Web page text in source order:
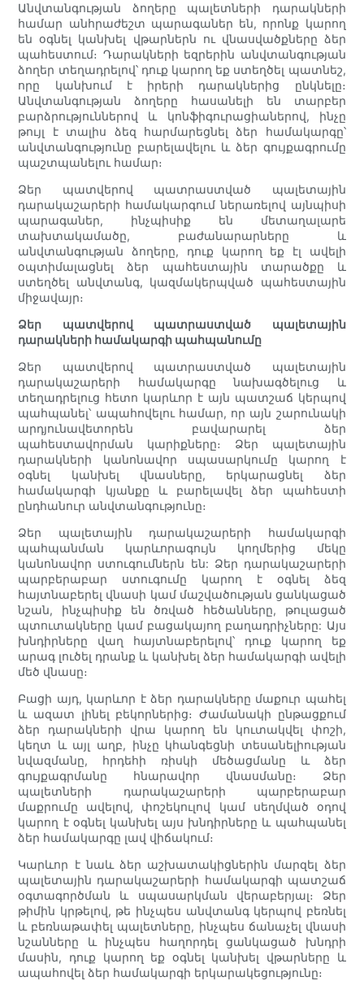
Անվտանգության ձողերը պալետների դարակների
համար անհրաժեշտ պարագաներ են, որոնք կարող
են օգնել կանխել վթարներն ու վնասվածքները ձեր
պահեստում։ Դարակների եզրերին անվտանգության
ձողեր տեղադրելով՝ դուք կարող եք ստեղծել պատնեշ,
որը կանխում է իրերի դարակներից ընկնելը։
Անվտանգության ձողերը հասանելի են տարբեր
բարձրություններով և կոնֆիգուրացիաներով, ինչը
թույլ է տալիս ձեզ հարմարեցնել ձեր համակարգը՝
անվտանգությունը բարելավելու և ձեր գույքագրումը
պաշտպանելու համար։
Ձեր պատվերով պատրաստված պալետային
դարակաշարերի համակարգում ներառելով այնպիսի
պարագաներ, ինչպիսիք են մետաղալարե
տախտակամածը, բաժանարարները և
անվտանգության ձողերը, դուք կարող եք էլ ավելի
օպտիմալացնել ձեր պահեստային տարածքը և
ստեղծել անվտանգ, կազմակերպված պահեստային
միջավայր։
Ձեր պատվերով պատրաստված պալետային
դարակների համակարգի պահպանումը
Ձեր պատվերով պատրաստված պալետային
դարակաշարերի համակարգը նախագծելուց և
տեղադրելուց հետո կարևոր է այն պատշաճ կերպով
պահպանել՝ ապահովելու համար, որ այն շարունակի
արդյունավետորեն բավարարել ձեր
պահեստավորման կարիքները։ Ձեր պալետային
դարակների կանոնավոր սպասարկումը կարող է
օգնել կանխել վնասները, երկարացնել ձեր
համակարգի կյանքը և բարելավել ձեր պահեստի
ընդհանուր անվտանգությունը։
Ձեր պալետային դարակաշարերի համակարգի
պահպանման կարևորագույն կողմերից մեկը
կանոնավոր ստուգումներն են: Ձեր դարակաշարերի
պարբերաբար ստուգումը կարող է օգնել ձեզ
հայտնաբերել վնասի կամ մաշվածության ցանկացած
նշան, ինչպիսիք են ծռված հեծանները, թուլացած
պտուտակները կամ բացակայող բաղադրիչները: Այս
խնդիրները վաղ հայտնաբերելով՝ դուք կարող եք
արագ լուծել դրանք և կանխել ձեր համակարգի ավելի
մեծ վնասը։
Բացի այդ, կարևոր է ձեր դարակները մաքուր պահել
և ազատ լինել բեկորներից։ Ժամանակի ընթացքում
ձեր դարակների վրա կարող են կուտակվել փոշի,
կեղտ և այլ աղբ, ինչը կհանգեցնի տեսանելիության
նվազմանը, հրդեհի ռիսկի մեծացմանը և ձեր
գույքագրմանը հնարավոր վնասմանը։ Ձեր
պալետների դարակաշարերի պարբերաբար
մաքրումը ավելով, փոշեկուլով կամ սեղմված օդով
կարող է օգնել կանխել այս խնդիրները և պահպանել
ձեր համակարգը լավ վիճակում։
Կարևոր է նաև ձեր աշխատակիցներին մարզել ձեր
պալետային դարակաշարերի համակարգի պատշաճ
օգտագործման և սպասարկման վերաբերյալ։ Ձեր
թիմին կրթելով, թե ինչպես անվտանգ կերպով բեռնել
և բեռնաթափել պալետները, ինչպես ճանաչել վնասի
նշանները և ինչպես հաղորդել ցանկացած խնդրի
մասին, դուք կարող եք օգնել կանխել վթարները և
ապահովել ձեր համակարգի երկարակեցությունը։